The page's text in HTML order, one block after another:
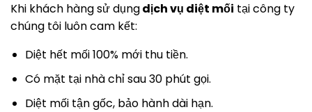
Khi khách hàng sử dụngdịch vụ diệt mối tại công ty
chúng tôi luôn cam kết:
Diệt hết mối 100% mới thu tiền.
Có mặt tại nhà chỉ sau 30 phút gọi.
Diệt mối tận gốc, bảo hành dài hạn.